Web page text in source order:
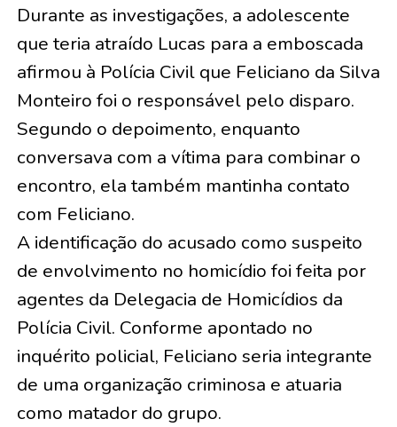
Durante as investigações, a adolescente
que teria atraído Lucas para a emboscada
afirmou à Polícia Civil que Feliciano da Silva
Monteiro foi o responsável pelo disparo.
Segundo o depoimento, enquanto
conversava com a vítima para combinar o
encontro, ela também mantinha contato
com Feliciano.
A identificação do acusado como suspeito
de envolvimento no homicídio foi feita por
agentes da Delegacia de Homicídios da
Polícia Civil. Conforme apontado no
inquérito policial, Feliciano seria integrante
de uma organização criminosa e atuaria
como matador do grupo.